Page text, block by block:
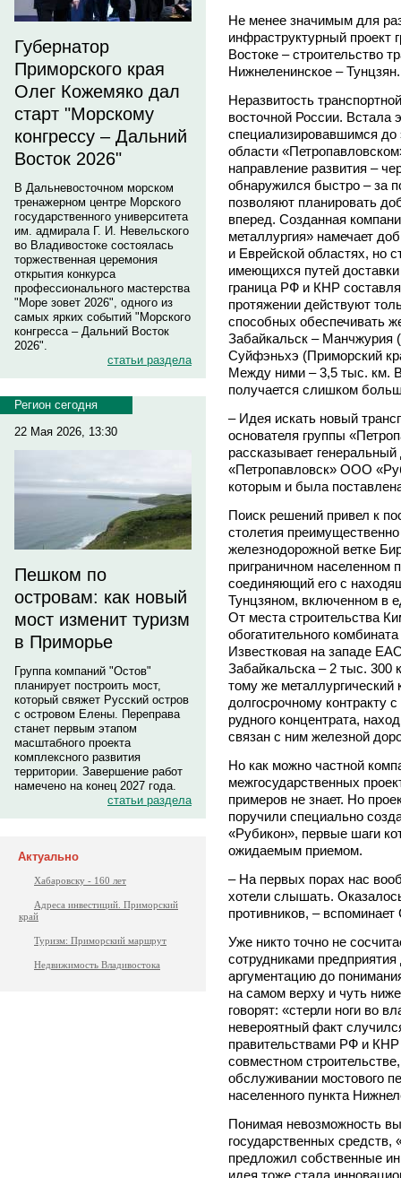
Губернатор
Приморского края
Олег Кожемяко дал
старт "Морскому
конгрессу – Дальний
Восток 2026"
В Дальневосточном морском
тренажерном центре Морского
государственного университета
им. адмирала Г. И. Невельского
во Владивостоке состоялась
торжественная церемония
открытия конкурса
профессионального мастерства
"Море зовет 2026", одного из
самых ярких событий "Морского
конгресса – Дальний Восток
2026".
статьи раздела
Регион сегодня
22 Мая 2026, 13:30
Пешком по
островам: как новый
мост изменит туризм
в Приморье
Группа компаний "Остов"
планирует построить мост,
который свяжет Русский остров
с островом Елены. Переправа
станет первым этапом
масштабного проекта
комплексного развития
территории. Завершение работ
намечено на конец 2027 года.
статьи раздела
Актуально
Хабаровску - 160 лет
Адреса инвестиций. Приморский
край
Туризм: Приморский маршрут
Недвижимость Владивостока
Не менее значимым для
инфраструктурный проект
Востоке – строительство
Нижнеленинское – Тунцзян.
Неразвитость
восточной России. Встала
специализировавшимся до
области
направление развития –
обнаружился быстро – за
позволяют планировать
вперед. Созданная
металлургия» намечает
и Еврейской областях, но
имеющихся путей
граница РФ и КНР
протяжении действуют
способных обеспечивать
Забайкальск – Манчжурия
Суйфэньхэ (Приморский
Между ними – 3,5 тыс. км.
получается слишком
– Идея искать новый
основателя группы
рассказывает
«Петропавловск» ООО
которым и была
Поиск решений привел к
столетия
железнодорожной ветке
приграничном населенном
соединяющий его с
Тунцзяном, включенном в
От места строительства
обогатительного
Известковая на западе
Забайкальска – 2 тыс. 300
тому же
долгосрочному контракту
рудного концентрата,
связан с ним железной
Но как можно частной
межгосударственных
примеров не знает. Но
поручили специально
«Рубикон», первые шаги
ожидаемым приемом.
– На первых порах нас
хотели слышать.
противников, –
Уже никто точно не
сотрудниками
аргументацию до
на самом верху и чуть
говорят: «стерли ноги во
невероятный факт
правительствами РФ и
совместном
обслуживании мостового
населенного пункта
Понимая невозможность
государственных средств,
предложил собственные
идея тоже стала